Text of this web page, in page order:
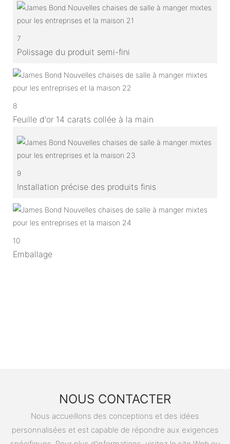
7
Polissage du produit semi-fini
8
Feuille d'or 14 carats collée à la main
9
Installation précise des produits finis
10
Emballage
NOUS CONTACTER
Nous accueillons des conceptions et des idées
personnalisées et est capable de répondre aux exigences